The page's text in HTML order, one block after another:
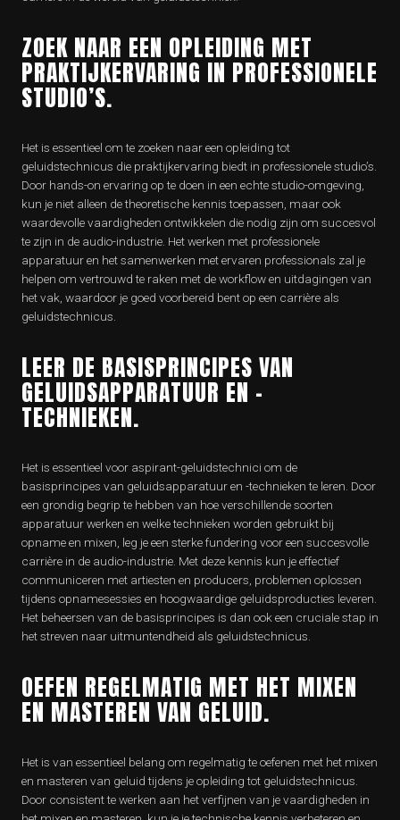
ZOEK NAAR EEN OPLEIDING MET
PRAKTIJKERVARING IN PROFESSIONELE
STUDIO’S.
Het is essentieel om te zoeken naar een opleiding tot
geluidstechnicus die praktijkervaring biedt in professionele studio’s.
Door hands-on ervaring op te doen in een echte studio-omgeving,
kun je niet alleen de theoretische kennis toepassen, maar ook
waardevolle vaardigheden ontwikkelen die nodig zijn om succesvol
te zijn in de audio-industrie. Het werken met professionele
apparatuur en het samenwerken met ervaren professionals zal je
helpen om vertrouwd te raken met de workflow en uitdagingen van
het vak, waardoor je goed voorbereid bent op een carrière als
geluidstechnicus.
LEER DE BASISPRINCIPES VAN
GELUIDSAPPARATUUR EN -
TECHNIEKEN.
Het is essentieel voor aspirant-geluidstechnici om de
basisprincipes van geluidsapparatuur en -technieken te leren. Door
een grondig begrip te hebben van hoe verschillende soorten
apparatuur werken en welke technieken worden gebruikt bij
opname en mixen, leg je een sterke fundering voor een succesvolle
carrière in de audio-industrie. Met deze kennis kun je effectief
communiceren met artiesten en producers, problemen oplossen
tijdens opnamesessies en hoogwaardige geluidsproducties leveren.
Het beheersen van de basisprincipes is dan ook een cruciale stap in
het streven naar uitmuntendheid als geluidstechnicus.
OEFEN REGELMATIG MET HET MIXEN
EN MASTEREN VAN GELUID.
Het is van essentieel belang om regelmatig te oefenen met het mixen
en masteren van geluid tijdens je opleiding tot geluidstechnicus.
Door consistent te werken aan het verfijnen van je vaardigheden in